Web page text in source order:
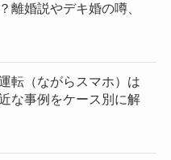
離婚説やデキ婚の噂、
転（ながらスマホ）は
な事例をケース別に解